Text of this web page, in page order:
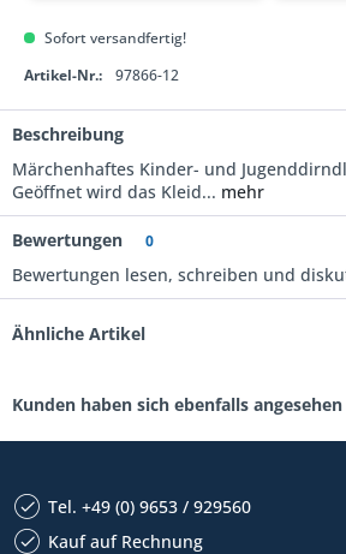
Sofort versandfertig!
Artikel-Nr.:
97866-12
Beschreibung
Märchenhaftes Kinder- und
Geöffnet wird das Kleid... mehr
Bewertungen 0
Bewertungen lesen, schreiben und
Ähnliche Artikel
Kunden haben sich ebenfalls angesehen
Tel. +49 (0) 9653 / 929560
Kauf auf Rechnung